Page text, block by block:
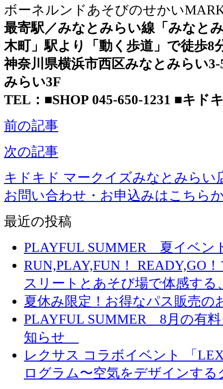
ボーネルンドあそびのせかい
最寄駅／みなとみらい線「みなと
木町」駅より「動く歩道」で徒歩8
神奈川県横浜市西区みなとみらい
みらい3F
TEL：■SHOP 045-650-1231 ■キド
前の記事
次の記事
キドキド マークイズみなとみらい
お問い合わせ・お申込みはこちら
最近の投稿
PLAYFUL SUMMER 夏イベ
RUN,PLAY,FUN！ READY,GO
スリートとあそび場で体感する
夏休み限定！お得なパス販売の
PLAYFUL SUMMER 8月の有
知らせ
レクサス コラボイベント 「
ログラム〜空気をデザインす